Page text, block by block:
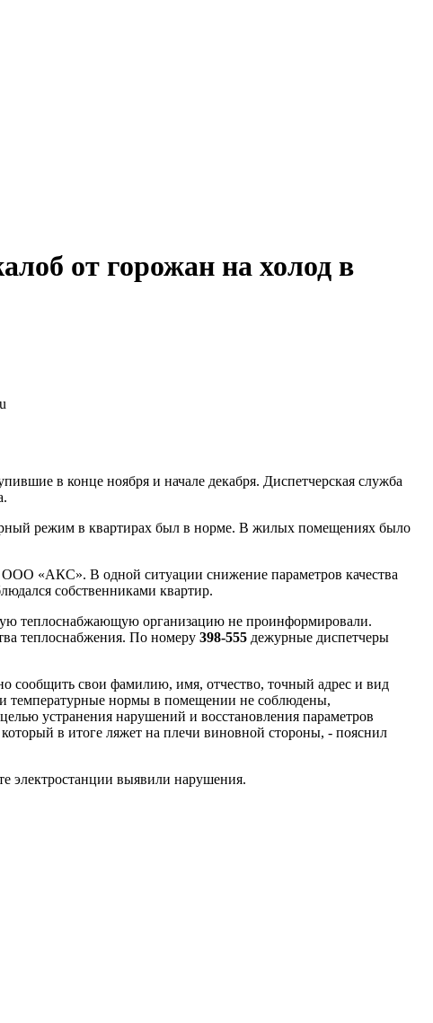
от горожан на холод в
в конце ноября и начале декабря. Диспетчерская служба
режим в квартирах был в норме. В жилых помещениях было
«АКС». В одной ситуации снижение параметров качества
собственниками квартир.
теплоснабжающую организацию не проинформировали.
теплоснабжения. По номеру 398-555 дежурные диспетчеры
сообщить свои фамилию, имя, отчество, точный адрес и вид
температурные нормы в помещении не соблюдены,
устранения нарушений и восстановления параметров
в итоге ляжет на плечи виновной стороны, - пояснил
электростанции выявили нарушения.